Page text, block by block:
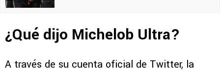
¿Qué dijo Michelob Ultra?
A través de su cuenta oficial de Twitter, la